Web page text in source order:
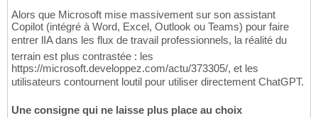
Alors que Microsoft mise massivement sur son assistant
Copilot (intégré à Word, Excel, Outlook ou Teams) pour faire
entrer lIA dans les flux de travail professionnels, la réalité du
terrain est plus contrastée : les
https://microsoft.developpez.com/actu/373305/, et les
utilisateurs contournent loutil pour utiliser directement ChatGPT.
Une consigne qui ne laisse plus place au choix